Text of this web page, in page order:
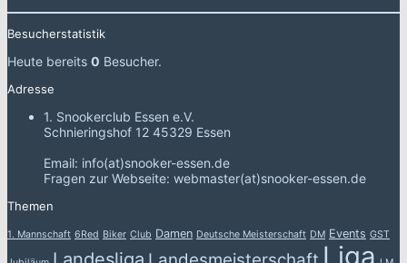
Besucherstatistik
Heute bereits 0 Besucher.
Adresse
1. Snookerclub Essen e.V.
Schnieringshof 12 45329 Essen
Email: info(at)snooker-essen.de
Fragen zur Webseite: webmaster(at)snooker-essen.de
Themen
1. Mannschaft 6Red Biker Club Damen Deutsche Meisterschaft DM Events GST
Liga